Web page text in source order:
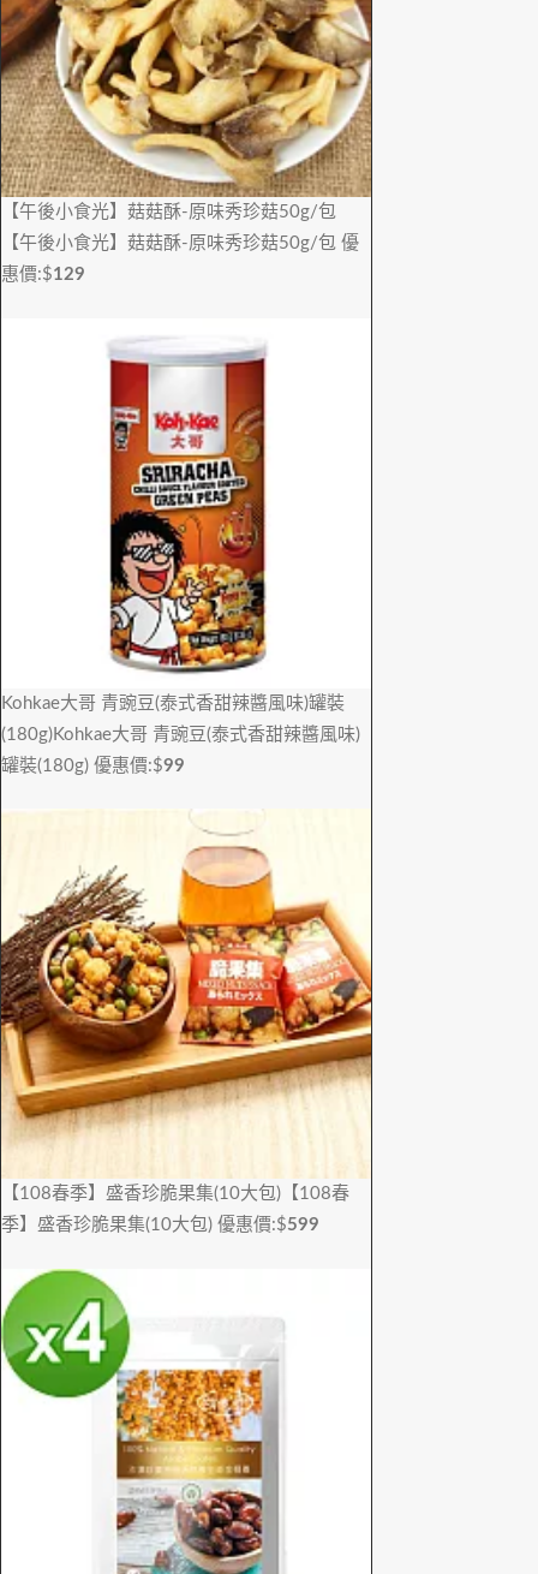
【午後小食光】菇菇酥-原味秀珍菇50g/包
【午後小食光】菇菇酥-原味秀珍菇50g/包 優
惠價:$129
Kohkae大哥 青豌豆(泰式香甜辣醬風味)罐裝
(180g) Kohkae大哥 青豌豆(泰式香甜辣醬風味)
罐裝(180g) 優惠價:$99
【108春季】盛香珍脆果集(10大包) 【108春
季】盛香珍脆果集(10大包) 優惠價:$599